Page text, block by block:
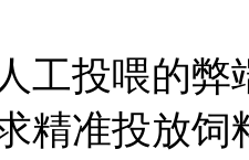
工投喂的弊
精准投放